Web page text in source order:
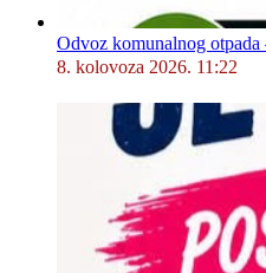
Odvoz komunalnog otpada
8. kolovoza 2026. 11:22